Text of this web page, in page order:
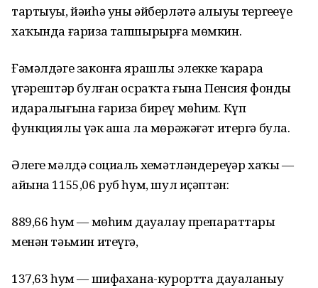
тартыуы, йәиһә уны әйберләтә алыуҙы тергеҙеүе
хаҡында ғариза тапшырырға мөмкин.
Ғәмәлдәге законға ярашлы элекке ҡарарҙа
үҙгәрештәр булған осраҡта ғына Пенсия фонды
идаралығына ғариза биреү мөһим. Күп
функциялы үҙәк аша ла мөрәжәғәт итергә була.
Әлеге мәлдә социаль хеҙмәтләндереүҙәр хаҡы —
айына 1155,06 руб һум, шул иҫәптән:
889,66 һум — мөһим дауалау препараттары
менән тәьмин итеүгә,
137,63 һум — шифахана-курортта дауаланыу